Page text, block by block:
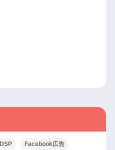
DSP Facebook広告